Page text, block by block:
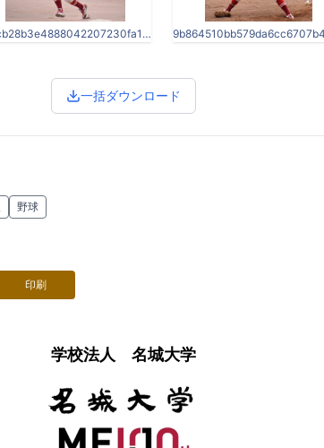
8fecb28b3e4888042207230fa1d96ca0-thumb-2569x1925-51983.jpg
一括ダウンロード
野球
印刷
学校法人 名城大学